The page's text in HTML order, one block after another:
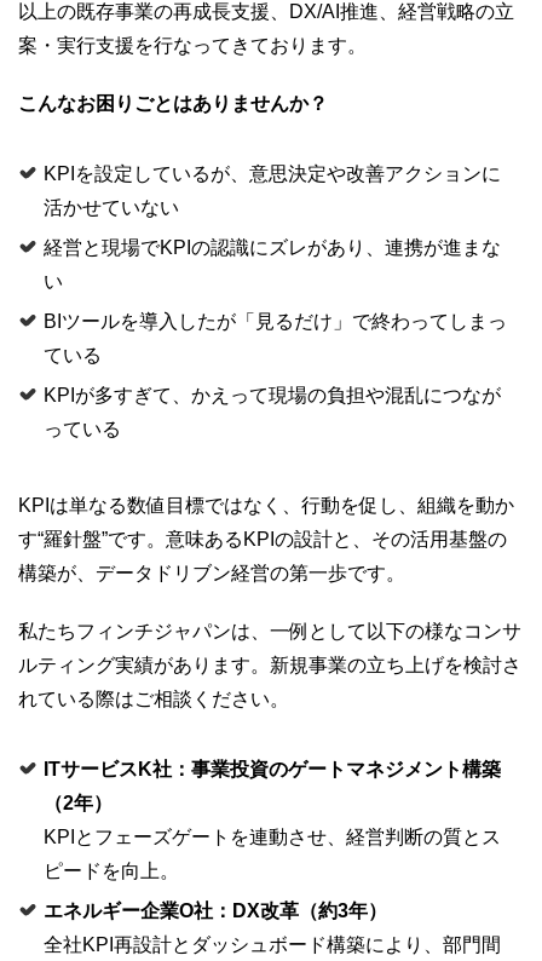
以上の既存事業の再成長支援、DX/AI推進、経営戦略の立
案・実行支援を行なってきております。
こんなお困りごとはありませんか？
KPIを設定しているが、意思決定や改善アクションに
活かせていない
経営と現場でKPIの認識にズレがあり、連携が進まな
い
BIツールを導入したが「見るだけ」で終わってしまっ
ている
KPIが多すぎて、かえって現場の負担や混乱につなが
っている
KPIは単なる数値目標ではなく、行動を促し、組織を動か
す“羅針盤”です。意味あるKPIの設計と、その活用基盤の
構築が、データドリブン経営の第一歩です。
私たちフィンチジャパンは、一例として以下の様なコンサ
ルティング実績があります。新規事業の立ち上げを検討さ
れている際はご相談ください。
ITサービスK社：事業投資のゲートマネジメント構築
（2年）
KPIとフェーズゲートを連動させ、経営判断の質とス
ピードを向上。
エネルギー企業O社：DX改革（約3年）
全社KPI再設計とダッシュボード構築により、部門間